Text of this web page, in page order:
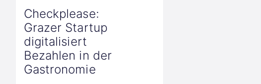
Checkplease:
Grazer Startup
digitalisiert
Bezahlen in der
Gastronomie